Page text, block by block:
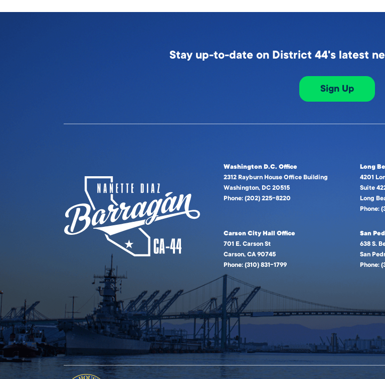
Stay up-to-date on District 44's latest
Sign Up
Washington D.C. Office
2312 Rayburn House Office Building
Washington, DC 20515
Phone: (202) 225-8220
Long
4201
Suite
Long
Phone:
Carson City Hall Office
701 E. Carson St
Carson, CA 90745
Phone: (310) 831-1799
San
638 S.
San
Phone: